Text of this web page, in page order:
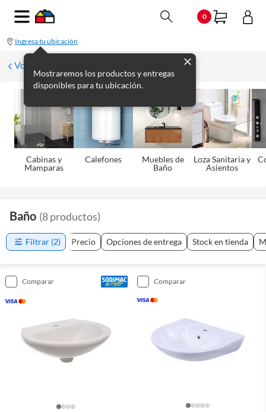
0
Ingresa tu ubicación
Mostraremos los productos y entregas
disponibles para tu ubicación.
Volver
Cabinas y
Mamparas
Calefones
Muebles de
Baño
Loza Sanitaria y
Asientos
Baño (8productos)
Filtrar (2) Precio Opciones de entrega Stock en tienda
comparar comparar